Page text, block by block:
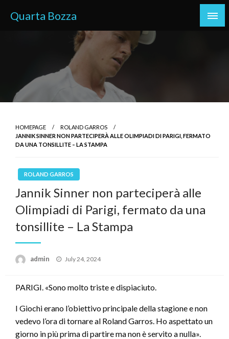
Quarta Bozza
HOMEPAGE
ROLAND GARROS
JANNIK SINNER NON PARTECIPERÀ ALLE OLIMPIADI DI PARIGI, FERMATO
DA UNA TONSILLITE – LA STAMPA
ROLAND GARROS
Jannik Sinner non parteciperà alle
Olimpiadi di Parigi, fermato da una
tonsillite – La Stampa
admin
Posted
July 24, 2024
PARIGI. «Sono molto triste e dispiaciuto.
I Giochi erano l’obiettivo principale della stagione e non
vedevo l’ora di tornare al Roland Garros. Ho aspettato un
giorno in più prima di partire ma non è servito a nulla».